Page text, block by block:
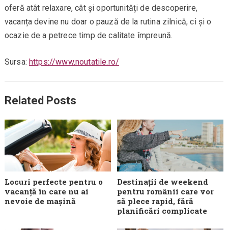
oferă atât relaxare, cât și oportunități de descoperire,
vacanța devine nu doar o pauză de la rutina zilnică, ci și o
ocazie de a petrece timp de calitate împreună.
Sursa: https://www.noutatile.ro/
Related Posts
Locuri perfecte pentru o
vacanță în care nu ai
nevoie de mașină
Destinații de weekend
pentru românii care vor
să plece rapid, fără
planificări complicate